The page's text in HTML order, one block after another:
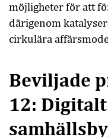
möjligheter för att
därigenom
cirkulära
Beviljade
12: Digitalt